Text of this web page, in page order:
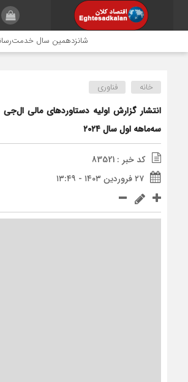
شانزدهمین سال خدمت‌رسانی
خانه فناوری
انتشار گزارش اولیه دستاوردهای مالی ال‌جی
سه‌ماهه اول سال ۲۰۲۴
کد خبر : 83521
۲۷ فروردین ۱۴۰۳ - ۱۳:۴۹